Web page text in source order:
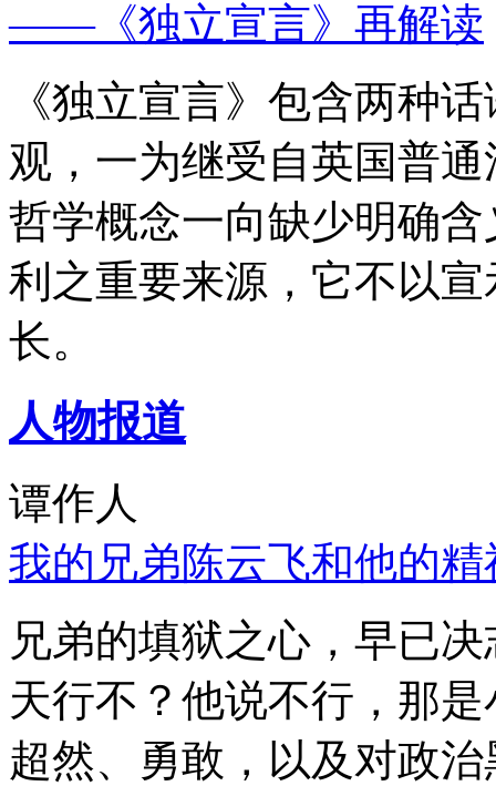
——《独立宣言》再解读
《独立宣言》包含两种
观，一为继受自英国普
哲学概念一向缺少明确
利之重要来源，它不以
长。
人物报道
谭作人
我的兄弟陈云飞和他的
兄弟的填狱之心，早已
天行不？他说不行，那
超然、勇敢，以及对政